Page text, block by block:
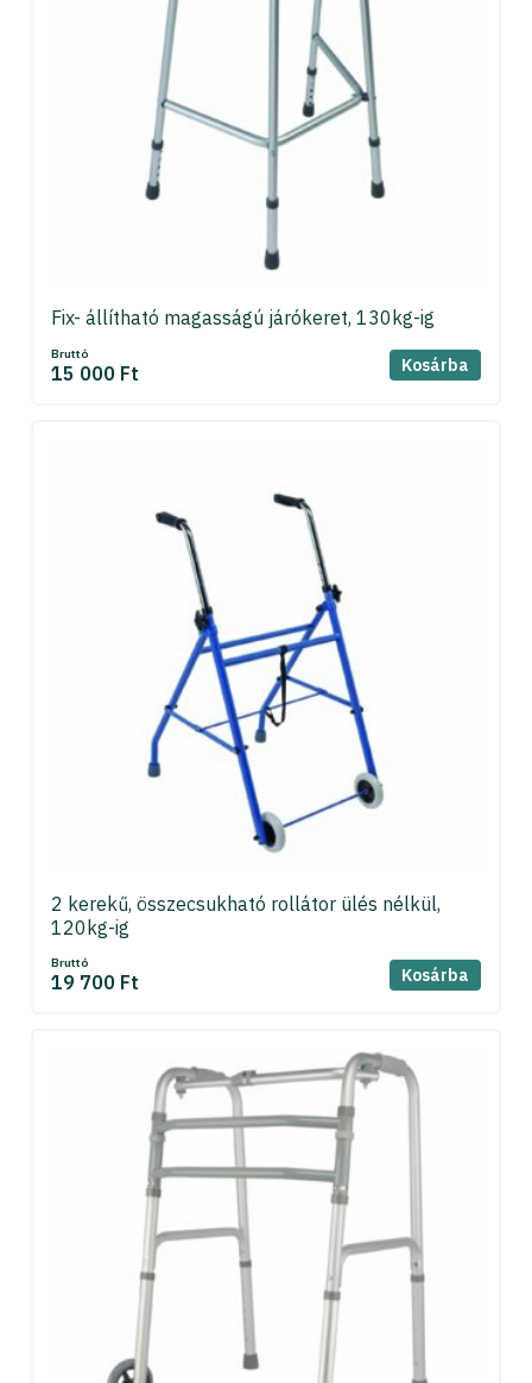
Fix- állítható magasságú járókeret, 130kg-ig
Bruttó
15 000 Ft Kosárba
2 kerekű, összecsukható rollátor ülés nélkül,
120kg-ig
Bruttó
19 700 Ft Kosárba